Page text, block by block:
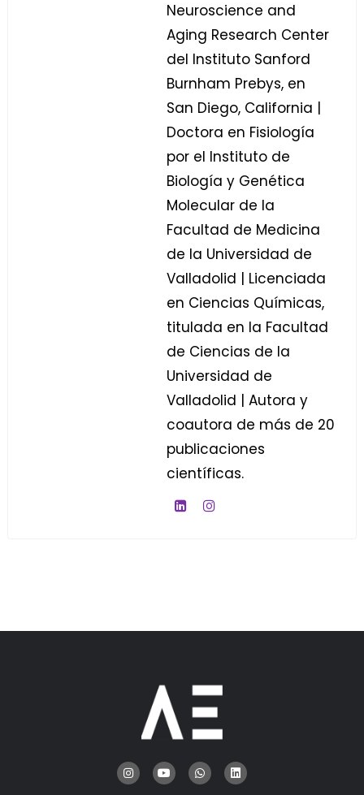
Neuroscience and
Aging Research Center
del Instituto Sanford
Burnham Prebys, en
San Diego, California |
Doctora en Fisiología
por el Instituto de
Biología y Genética
Molecular de la
Facultad de Medicina
de la Universidad de
Valladolid | Licenciada
en Ciencias Químicas,
titulada en la Facultad
de Ciencias de la
Universidad de
Valladolid | Autora y
coautora de más de 20
publicaciones
científicas.